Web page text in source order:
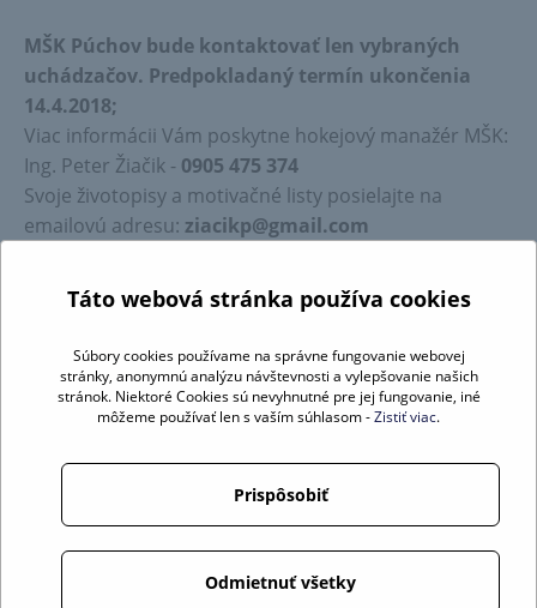
MŠK Púchov bude kontaktovať len vybraných
uchádzačov. Predpokladaný termín ukončenia
14.4.2018;
Viac informácii Vám poskytne hokejový manažér MŠK:
Ing. Peter Žiačik - 0905 475 374
Svoje životopisy a motivačné listy posielajte na
emailovú adresu: ziacikp@gmail.com
↑
Platinový partner:
Získaná dotácia od:
Táto webová stránka používa cookies
Súbory cookies používame na správne fungovanie webovej
stránky, anonymnú analýzu návštevnosti a vylepšovanie našich
stránok. Niektoré Cookies sú nevyhnutné pre jej fungovanie, iné
môžeme používať len s vaším súhlasom -Zistiť viac.
Prispôsobiť
Odmietnuť všetky